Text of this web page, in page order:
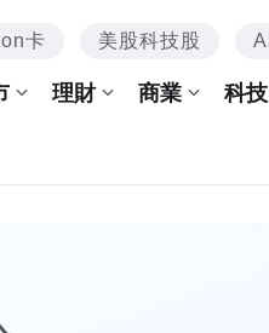
卡 美股科技股 AI
理財 商業 科技